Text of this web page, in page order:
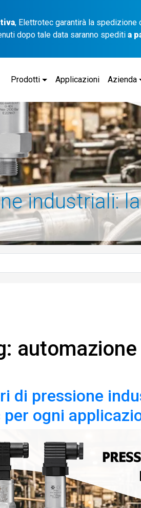
, Elettrotec garantirà la spedizione
dopo tale data saranno spediti a
Prodotti Applicazioni Azienda
industriali:
di pressione
ogni